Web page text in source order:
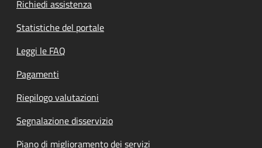
Richiedi assistenza
Statistiche del portale
Leggi le FAQ
Pagamenti
Riepilogo valutazioni
Segnalazione disservizio
Piano di miglioramento dei servizi